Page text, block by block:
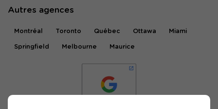
Autres agences
Montréal Toronto Québec Ottawa Miami
Springfield Melbourne Maurice